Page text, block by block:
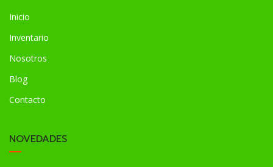
Inicio
Inventario
Nosotros
Blog
Contacto
NOVEDADES